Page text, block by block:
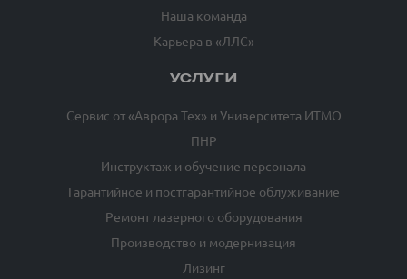
Наша команда
Карьера в «ЛЛС»
УСЛУГИ
Сервис от «Аврора Тех» и Университета ИТМО
ПНР
Инструктаж и обучение персонала
Гарантийное и постгарантийное облуживание
Ремонт лазерного оборудования
Производство и модернизация
Лизинг